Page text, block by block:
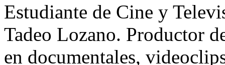
Estudiante de Cine y
Tadeo Lozano. Productor
en documentales,